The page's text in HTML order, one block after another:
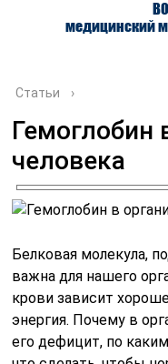
медицинский
О ЦЕНТРЕ
Статьи ›
Гемоглобин
человека
Белковая молекула,
важна для нашего
крови зависит
энергия. Почему в
его дефицит, по